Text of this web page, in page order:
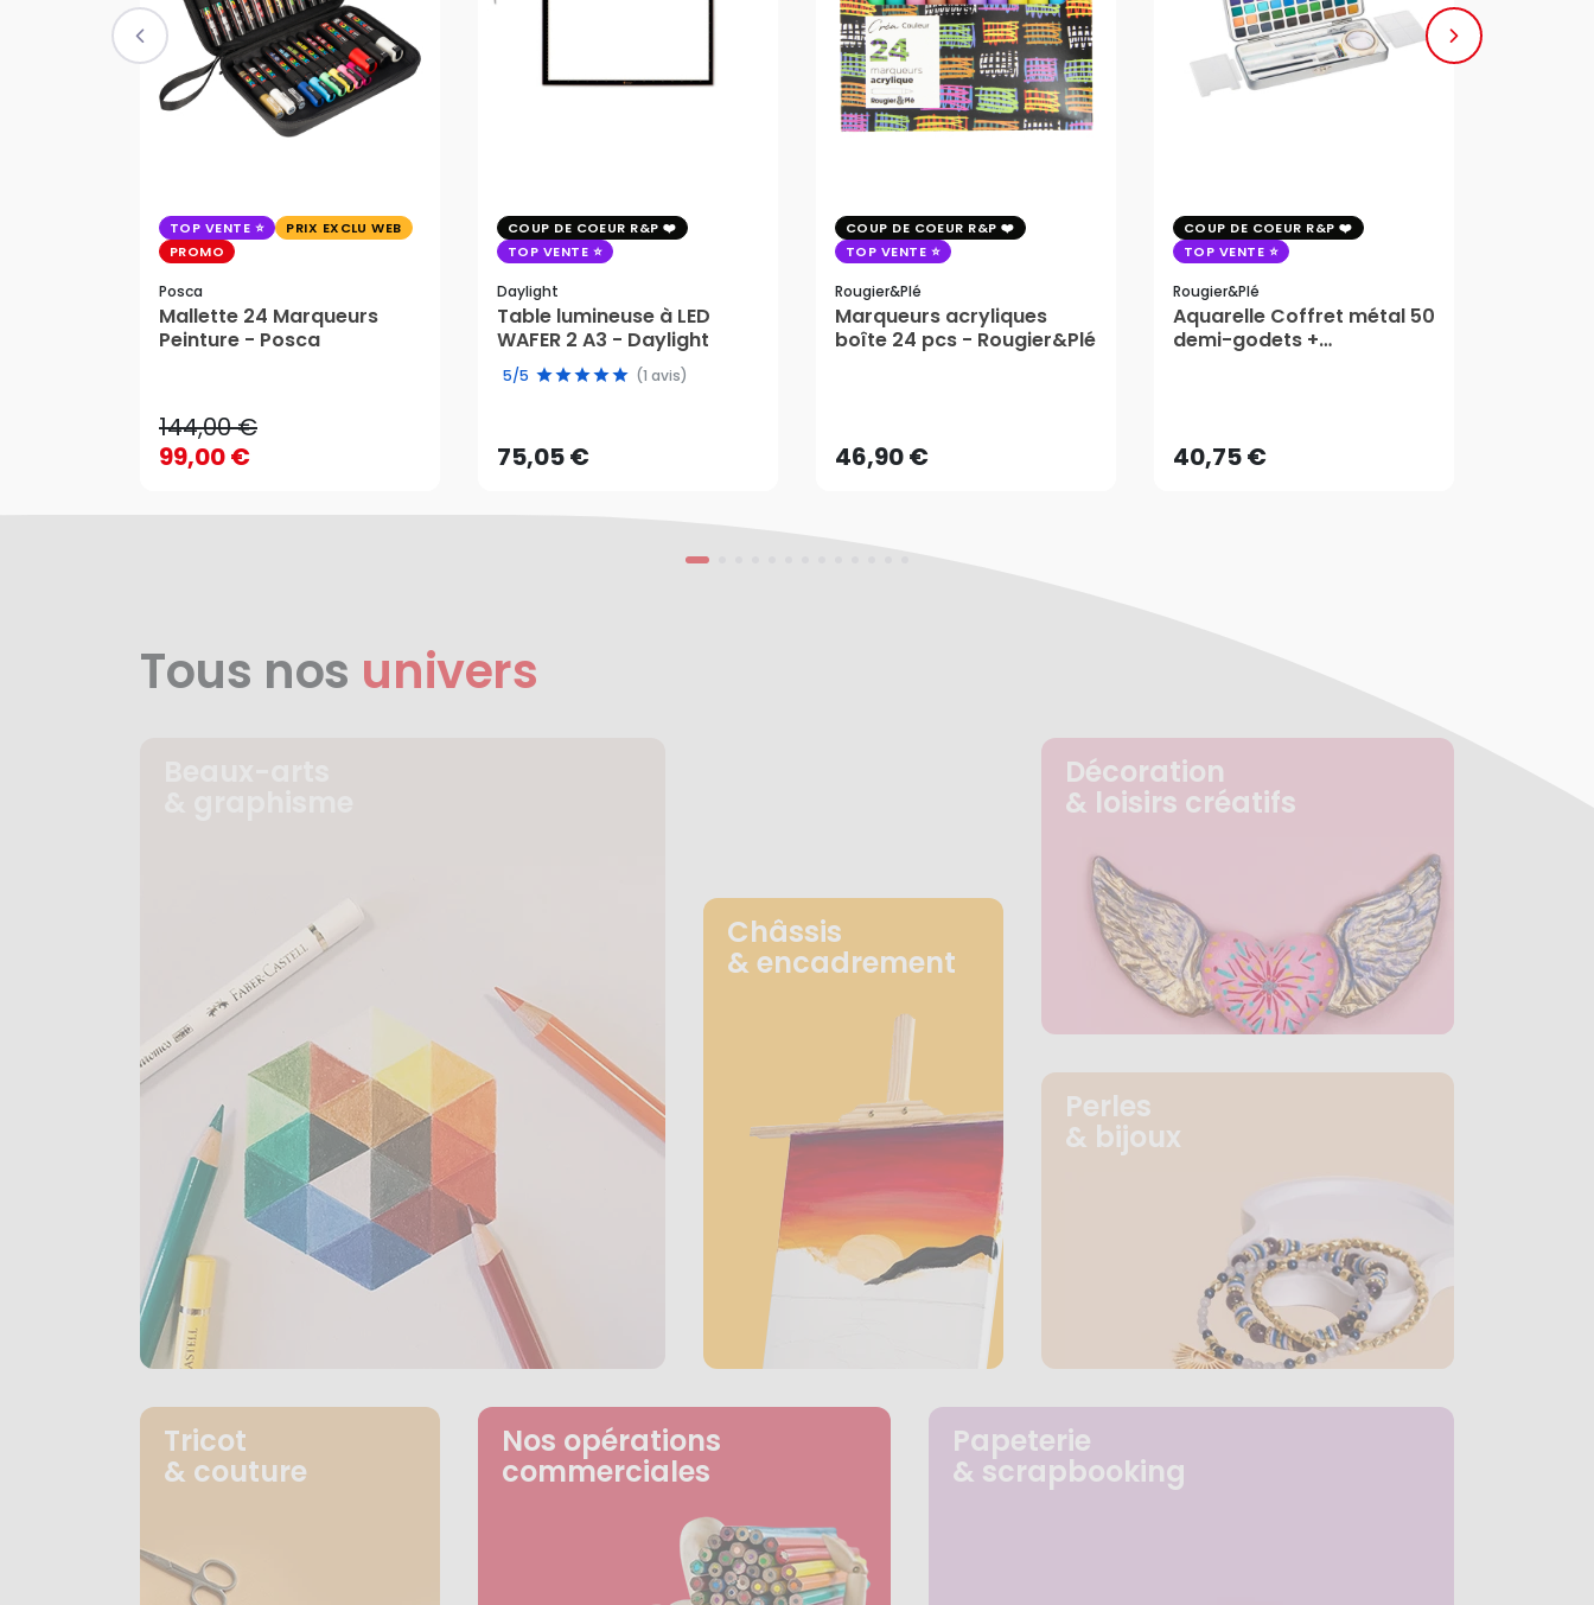
TOP VENTE
PRIX EXCLU WEB
PROMO
Posca
Mallette 24 Marqueurs
Peinture - Posca
144,00 €
99,00 €
144,00 €
AJOUTER AU PANIER
COUP DE COEUR R&P
TOP VENTE
Daylight
Table lumineuse à LED
WAFER 2 A3 - Daylight
5/5 (1 avis)
75,05 €
75,05 €
AJOUTER AU PANIER
COUP DE COEUR R&P
TOP VENTE
Rougier&plé
Marqueurs acryliques
boîte 24 pcs - Rougier&Plé
46,90 €AJOUTER AU PANIER
COUP DE COEUR R&P
TOP VENTE
Rougier&plé
Aquarelle Coffret métal 50
demi-godets +
40,75 €AJOUTER AU PANIER
Tous nos univers
Châssis
& encadrement
Décoration
& loisirs créatifs
Perles
& bijoux
Tricot
& couture
Nos opérations
commerciales
Papeterie
& scrapbooking